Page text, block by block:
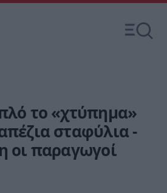
το «χτύπημα»
σταφύλια -
οι παραγωγοί